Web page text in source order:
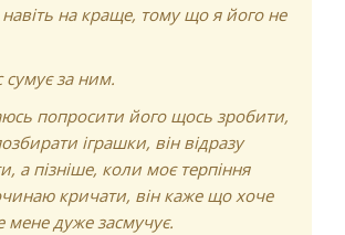
на краще, тому що я його не
сумує за ним.
попросити його щось зробити,
іграшки, він відразу
а пізніше, коли моє терпіння
кричати, він каже що хоче
мене дуже засмучує.